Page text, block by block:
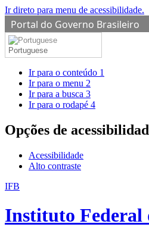
Ir direto para menu de acessibilidade.
Portal do Governo Brasileiro
Portuguese
Ir para o conteúdo 1
Ir para o menu 2
Ir para a busca 3
Ir para o rodapé 4
Opções de
Acessibilidade
Alto contraste
IFB
Instituto Federal